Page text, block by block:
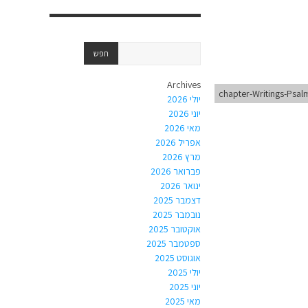
chapter-Writings-
Archives
יולי 2026
יוני 2026
מאי 2026
אפריל 2026
מרץ 2026
פברואר 2026
ינואר 2026
דצמבר 2025
נובמבר 2025
אוקטובר 2025
ספטמבר 2025
אוגוסט 2025
יולי 2025
יוני 2025
מאי 2025